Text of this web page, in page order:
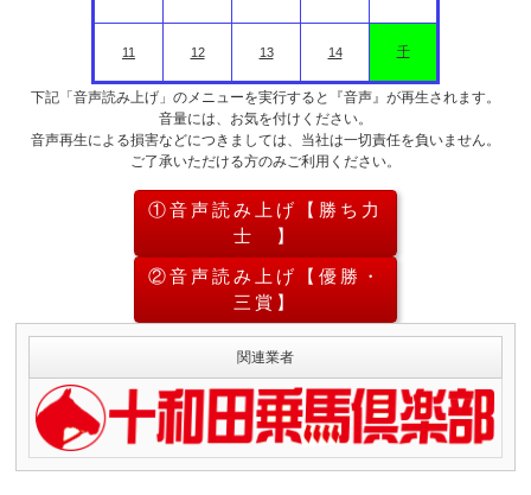
11 12 13 14 千
下記「音声読み上げ」のメニューを実行すると『音声』が再生されます。
音量には、お気を付けください。
音声再生による損害などにつきましては、当社は一切責任を負いません。
ご了承いただける方のみご利用ください。
①音声読み上げ【勝ち力
士 】
②音声読み上げ【優勝・
三賞】
関連業者